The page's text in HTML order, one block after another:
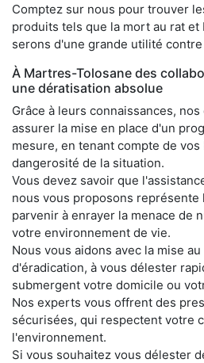
Comptez sur nous pour trouver
produits tels que la mort au rat et
serons d'une grande utilité
À Martres-Tolosane des
une dératisation absolue
Grâce à leurs connaissances,
assurer la mise en place d'un
mesure, en tenant compte de
dangerosité de la situation.
Vous devez savoir que
nous vous proposons
parvenir à enrayer la menace de
votre environnement de vie.
Nous vous aidons avec la mise
d'éradication, à vous délester
submergent votre domicile ou
Nos experts vous offrent des
sécurisées, qui respectent votre
l'environnement.
Si vous souhaitez vous délester